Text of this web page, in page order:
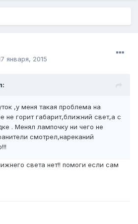
января, 2015
,у меня такая проблема на
не горит габарит,ближний свет,а с
. Менял лампочку ни чего не
смотрел,нареканий
света нет!! помоги если сам